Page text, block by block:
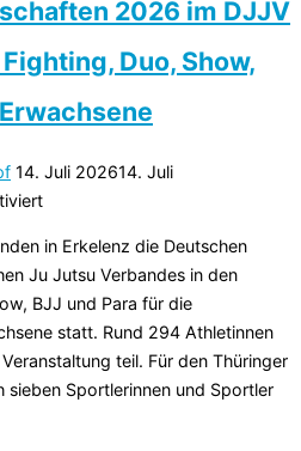
2026 im DJJV
Duo, Show,
Veröffentlicht
am
14. Juli 202614. Juli
in Erkelenz die Deutschen
Ju Jutsu Verbandes in den
BJJ und Para für die
statt. Rund 294 Athletinnen
teil. Für den Thüringer
sieben Sportlerinnen und Sportler